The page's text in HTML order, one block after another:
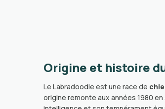
Origine et histoire
Le Labradoodle est une race de
origine remonte aux années 1980